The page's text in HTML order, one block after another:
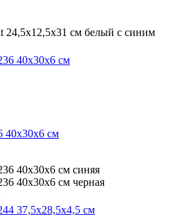
белый с синим
40х30х6 см
синяя
черная